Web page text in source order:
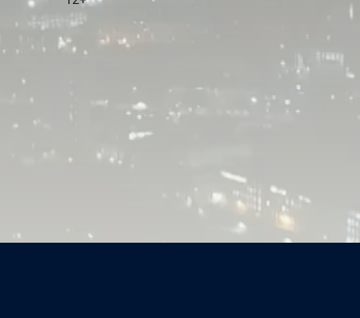
«Мексиканец», к/с «Мосфильм», 1955, реж.